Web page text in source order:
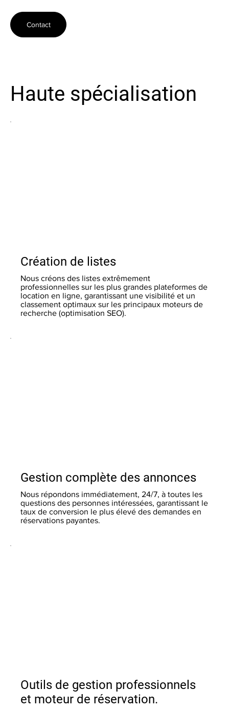
Contact
Haute spécialisation
Nous créons des listes extrêmement
professionnelles sur les plus grandes plateformes de
location en ligne, garantissant une visibilité et un
classement optimaux sur les principaux moteurs de
recherche (optimisation SEO).
Création de listes
Nous répondons immédiatement, 24/7, à toutes les
questions des personnes intéressées, garantissant le
taux de conversion le plus élevé des demandes en
réservations payantes.
Gestion complète des annonces
Outils de gestion professionnels
et moteur de réservation.